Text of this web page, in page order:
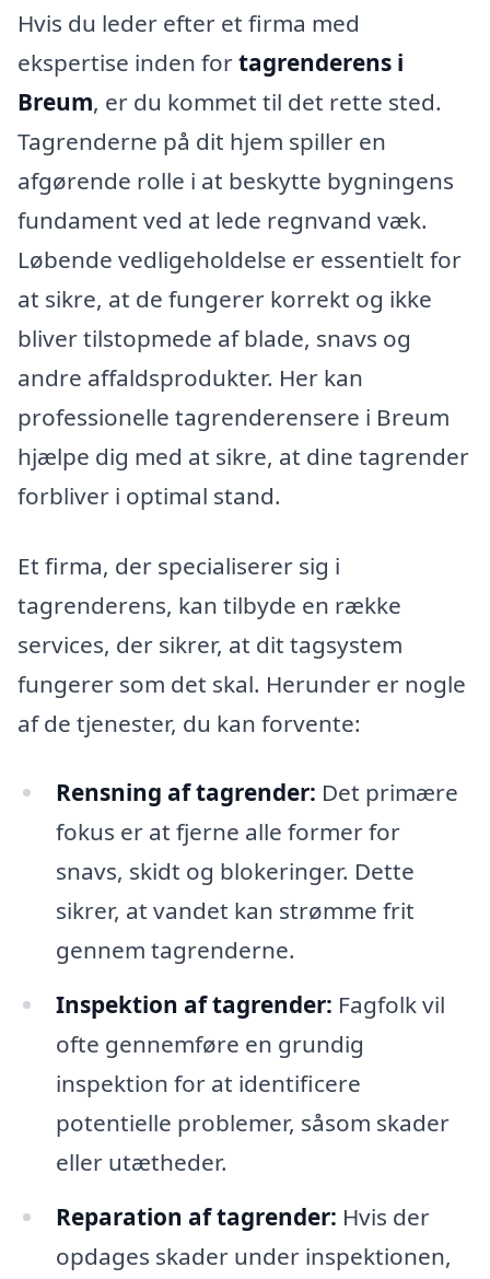
Hvis du leder efter et firma med
ekspertise inden fortagrenderens i
Breum, er du kommet til det rette sted.
Tagrenderne på dit hjem spiller en
afgørende rolle i at beskytte bygningens
fundament ved at lede regnvand væk.
Løbende vedligeholdelse er essentielt for
at sikre, at de fungerer korrekt og ikke
bliver tilstopmede af blade, snavs og
andre affaldsprodukter. Her kan
professionelle tagrenderensere i Breum
hjælpe dig med at sikre, at dine tagrender
forbliver i optimal stand.
Et firma, der specialiserer sig i
tagrenderens, kan tilbyde en række
services, der sikrer, at dit tagsystem
fungerer som det skal. Herunder er nogle
af de tjenester, du kan forvente:
Rensning af tagrender: Det primære
fokus er at fjerne alle former for
snavs, skidt og blokeringer. Dette
sikrer, at vandet kan strømme frit
gennem tagrenderne.
Inspektion af tagrender: Fagfolk vil
ofte gennemføre en grundig
inspektion for at identificere
potentielle problemer, såsom skader
eller utætheder.
Reparation af tagrender: Hvis der
opdages skader under inspektionen,